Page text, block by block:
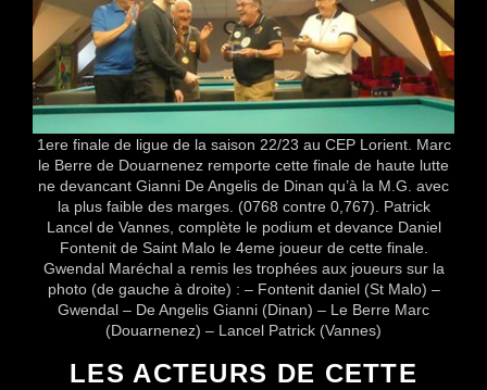
1ere finale de ligue de la saison 22/23 au CEP Lorient. Marc
le Berre de Douarnenez remporte cette finale de haute lutte
ne devancant Gianni De Angelis de Dinan qu’à la M.G. avec
la plus faible des marges. (0768 contre 0,767). Patrick
Lancel de Vannes, complète le podium et devance Daniel
Fontenit de Saint Malo le 4eme joueur de cette finale.
Gwendal Maréchal a remis les trophées aux joueurs sur la
photo (de gauche à droite) : – Fontenit daniel (St Malo) –
Gwendal – De Angelis Gianni (Dinan) – Le Berre Marc
(Douarnenez) – Lancel Patrick (Vannes)
LES ACTEURS DE CETTE